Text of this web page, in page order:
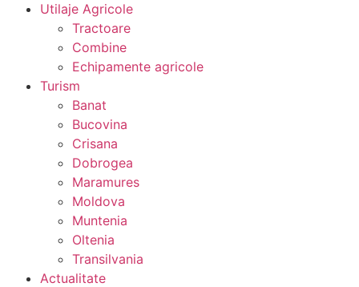
Utilaje Agricole
Tractoare
Combine
Echipamente agricole
Turism
Banat
Bucovina
Crisana
Dobrogea
Maramures
Moldova
Muntenia
Oltenia
Transilvania
Actualitate